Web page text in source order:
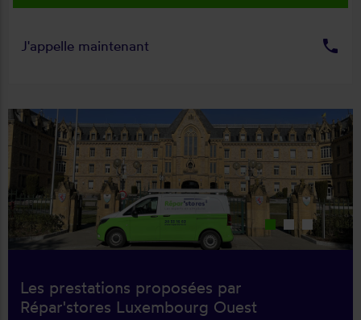
J'appelle maintenant local_phone
Les prestations proposées par
Répar'stores Luxembourg Ouest